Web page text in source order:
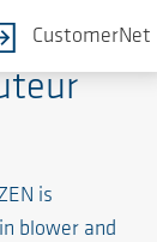
is
blower and
CustomerNet